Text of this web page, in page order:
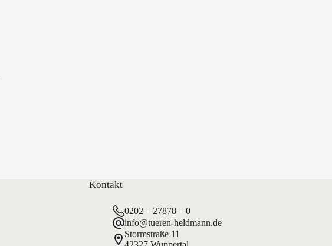
Kontakt
0202 – 27878 – 0
info@tueren-heldmann.de
Stormstraße 11